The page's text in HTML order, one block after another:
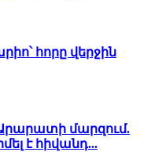
հորը վերջին
մարզում.
է հիվանդ...